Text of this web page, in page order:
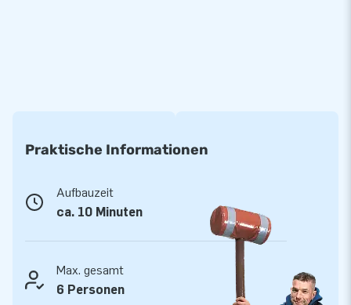
Hüpfburg ist die perfekte Attraktion für jedes Event. Eine
können stundenlang mit Ihren Freunden rutschen, springen
und spielen. Tauchen Sie ein in die lustigen Themen dieser
schönen und professionellen Luftkissen. Welches Thema
Auf der Suche nach einem aufblasbaren Hüpfburg
mit großer Rutsche? Bestellen Sie ein Multi
Praktische Informationen
Aufbauzeit
ca. 10 Minuten
Max. gesamt
6 Personen